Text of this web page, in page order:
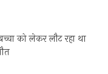
को लेकर लौट रहा था